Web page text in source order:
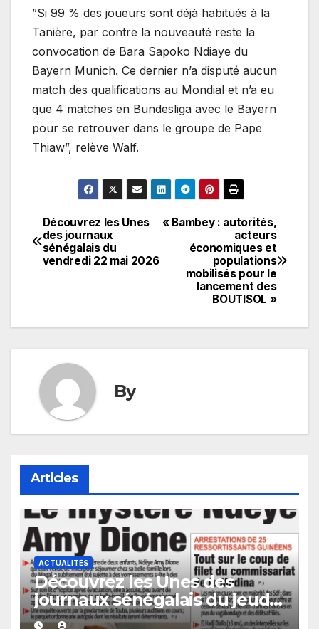
”Si 99 % des joueurs sont déjà habitués à la
Tanière, par contre la nouveauté reste la
convocation de Bara Sapoko Ndiaye du
Bayern Munich. Ce dernier n’a disputé aucun
match des qualifications au Mondial et n’a eu
que 4 matches en Bundesliga avec le Bayern
pour se retrouver dans le groupe de Pape
Thiaw”, relève Walf.
Navigation
de
« Bambey : autorités,
acteurs
économiques et
populations
mobilisés pour le
lancement des
BOUTISOL »
Découvrez les Unes
des journaux
sénégalais du
vendredi 22 mai 2026
By
Articles
ACTUALITÉS
Découvrez les Unes des
journaux sénégalais du jeudi
06 août 2026